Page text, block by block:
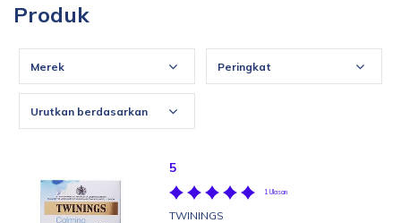
Produk
Merek Peringkat
Urutkan berdasarkan
5
1 Ulasan
TWININGS